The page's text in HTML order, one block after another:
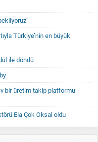
Türkiye’nin en büyük
ile döndü
bir üretim takip platformu
Ela Çok Oksal oldu